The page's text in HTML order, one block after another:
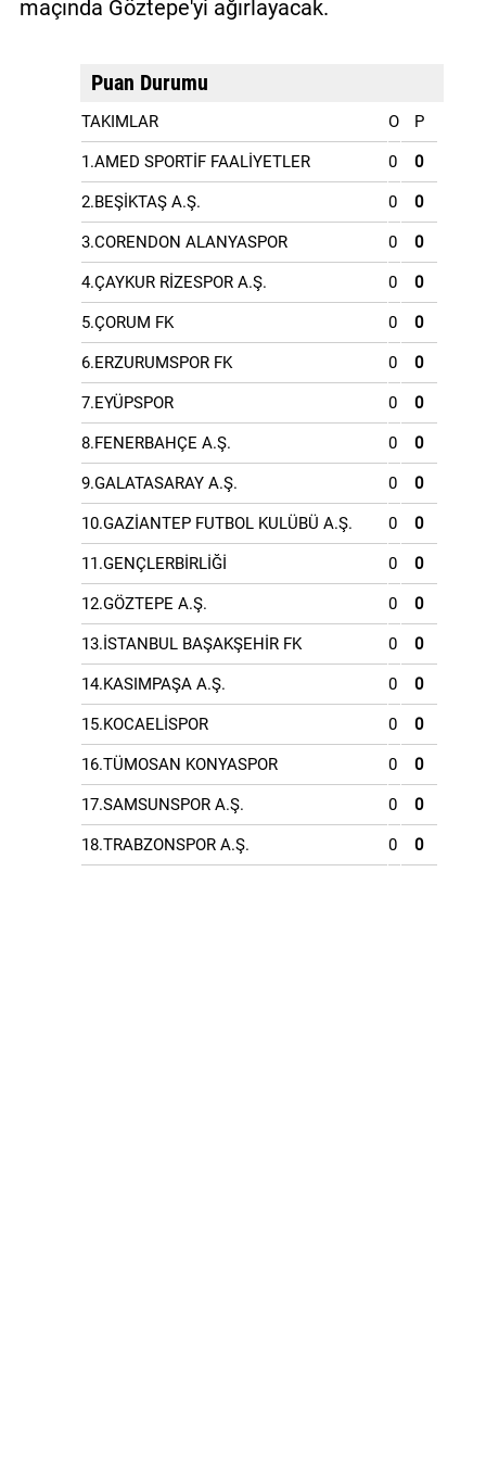
maçında Göztepe'yi ağırlayacak.
Puan Durumu
TAKIMLAR O P
1.AMED SPORTİF FAALİYETLER 0 0
2.BEŞİKTAŞ A.Ş. 0 0
3.CORENDON ALANYASPOR 0 0
4.ÇAYKUR RİZESPOR A.Ş. 0 0
5.ÇORUM FK 0 0
6.ERZURUMSPOR FK 0 0
7.EYÜPSPOR 0 0
8.FENERBAHÇE A.Ş. 0 0
9.GALATASARAY A.Ş. 0 0
10.GAZİANTEP FUTBOL KULÜBÜ A.Ş. 0 0
11.GENÇLERBİRLİĞİ 0 0
12.GÖZTEPE A.Ş. 0 0
13.İSTANBUL BAŞAKŞEHİR FK 0 0
14.KASIMPAŞA A.Ş. 0 0
15.KOCAELİSPOR 0 0
16.TÜMOSAN KONYASPOR 0 0
17.SAMSUNSPOR A.Ş. 0 0
18.TRABZONSPOR A.Ş. 0 0